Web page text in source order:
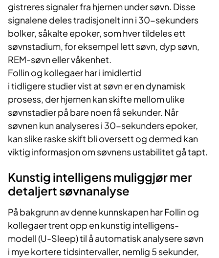
gistreres signaler fra hjernen under søvn. Disse
signalene deles tradisjonelt inn i 30-sekunders
bolker, såkalte epoker, som hver tildeles ett
søvnstadium, for eksempel lett søvn, dyp søvn,
REM-søvn eller våkenhet.
Follin og kollegaer har i imidlertid
i tidligere studier vist at søvn er en dynamisk
prosess, der hjernen kan skifte mellom ulike
søvnstadier på bare noen få sekunder. Når
søvnen kun analyseres i 30-sekunders epoker,
kan slike raske skift bli oversett og dermed kan
viktig informasjon om søvnens ustabilitet gå tapt.
Kunstig intelligens muliggjør mer
detaljert søvnanalyse
På bakgrunn av denne kunnskapen har Follin og
kollegaer trent opp en kunstig intelligens-
modell (U-Sleep) til å automatisk analysere søvn
i mye kortere tidsintervaller, nemlig 5 sekunder,